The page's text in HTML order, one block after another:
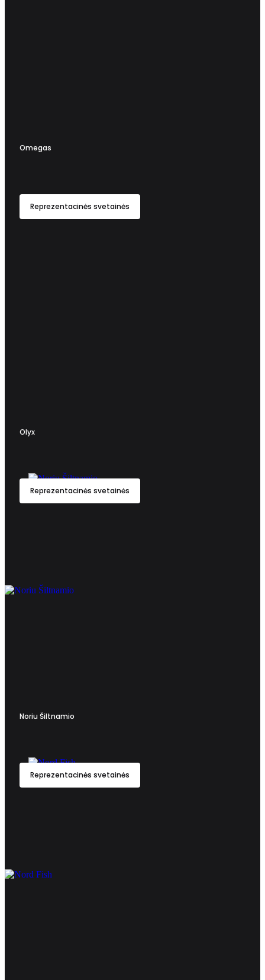
Omegas
Reprezentacinės svetainės
Olyx
Reprezentacinės svetainės
Noriu Šiltnamio
Reprezentacinės svetainės